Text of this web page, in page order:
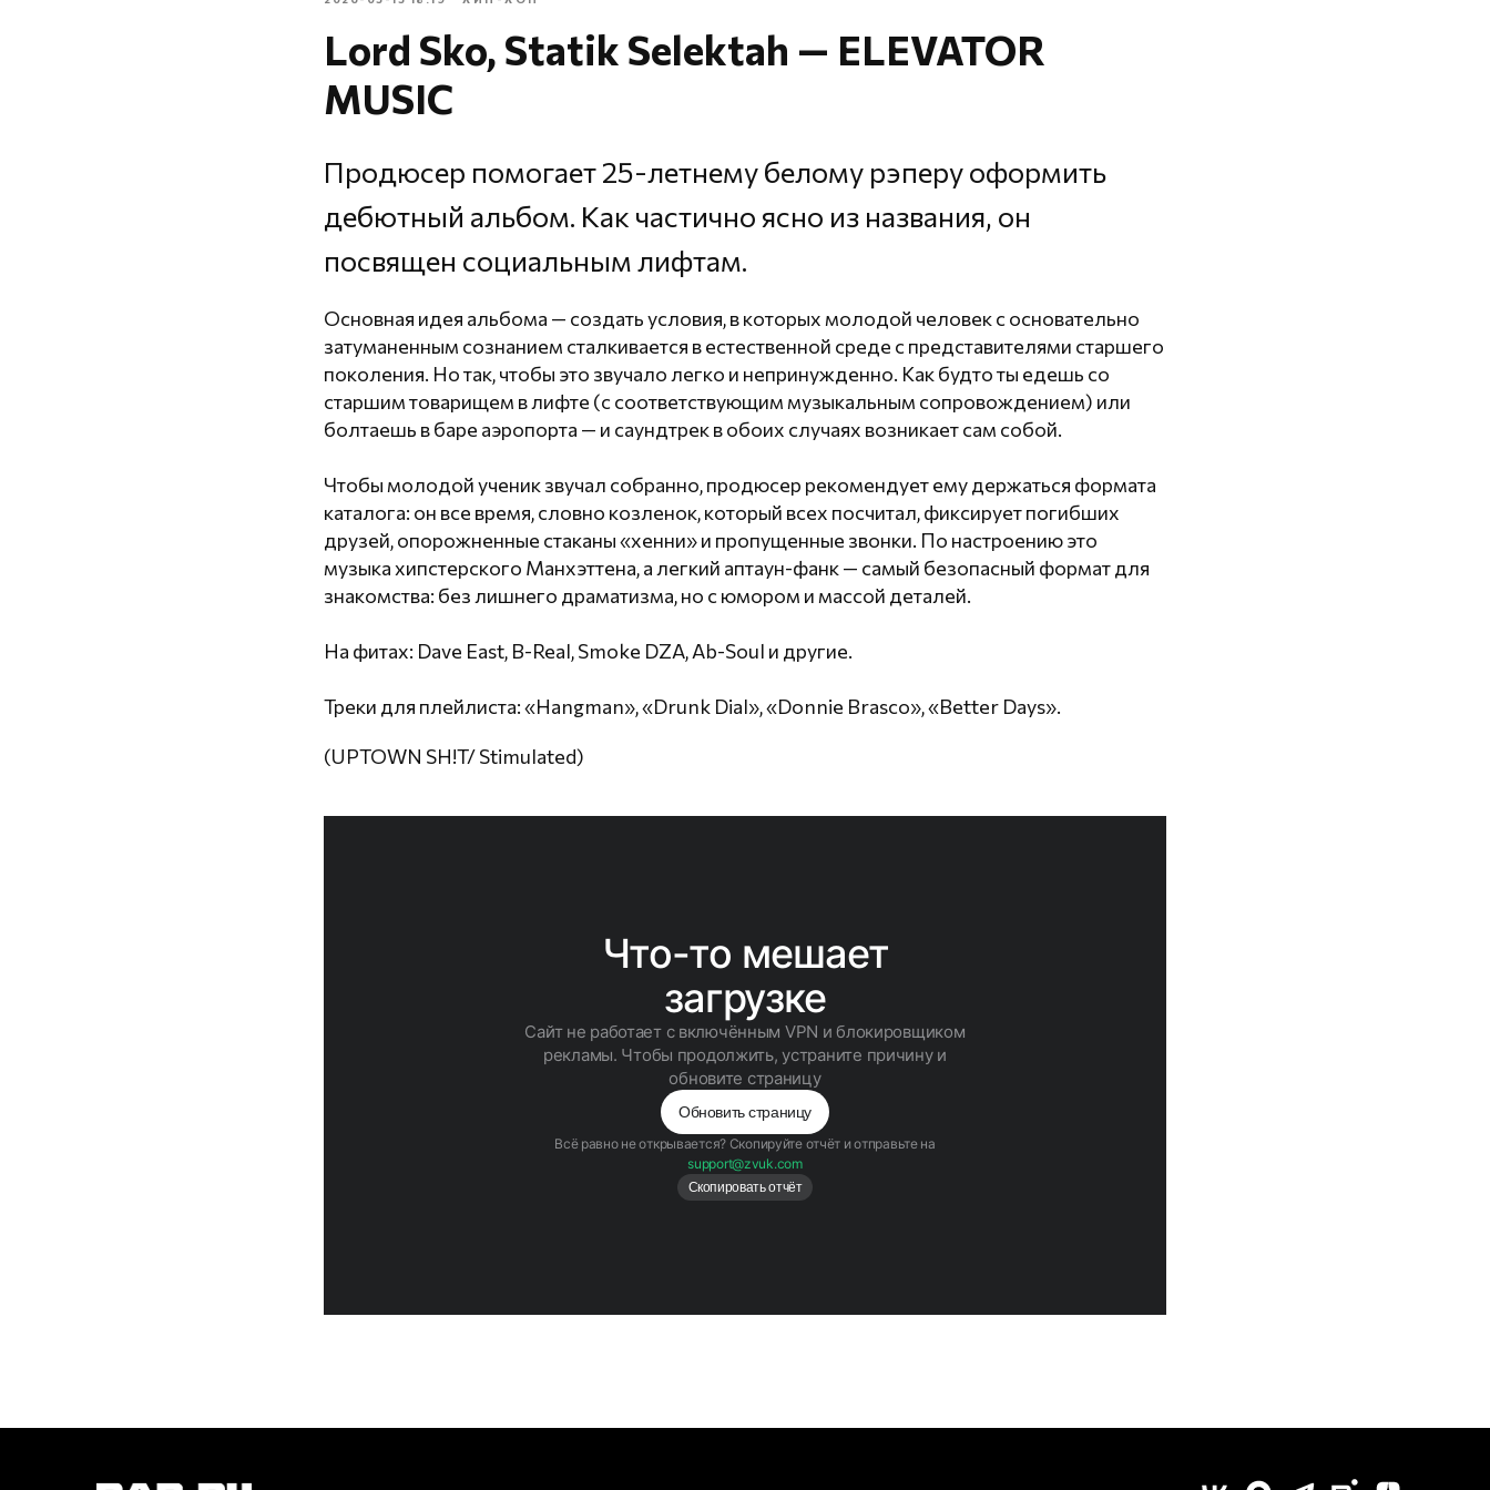
Lord Sko, Statik Selektah — ELEVATOR
MUSIC
Продюсер помогает 25-летнему белому рэперу оформить
дебютный альбом. Как частично ясно из названия, он
посвящен социальным лифтам.
Основная идея альбома — создать условия, в которых молодой человек с основательно
затуманенным сознанием сталкивается в естественной среде с представителями старшего
поколения. Но так, чтобы это звучало легко и непринужденно. Как будто ты едешь со
старшим товарищем в лифте (с соответствующим музыкальным сопровождением) или
болтаешь в баре аэропорта — и саундтрек в обоих случаях возникает сам собой.
Чтобы молодой ученик звучал собранно, продюсер рекомендует ему держаться формата
каталога: он все время, словно козленок, который всех посчитал, фиксирует погибших
друзей, опорожненные стаканы «хенни» и пропущенные звонки. По настроению это
музыка хипстерского Манхэттена, а легкий аптаун-фанк — самый безопасный формат для
знакомства: без лишнего драматизма, но с юмором и массой деталей.
На фитах: Dave East, B-Real, Smoke DZA, Ab-Soul и другие.
Треки для плейлиста: «Hangman», «Drunk Dial», «Donnie Brasco», «Better Days».
(UPTOWN SH!T/ Stimulated)